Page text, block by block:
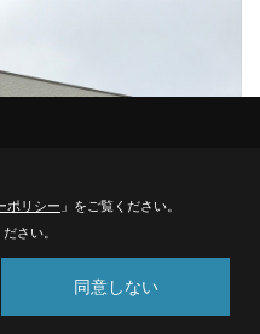
ポリシー 」をご覧ください。
さい。
同意しない